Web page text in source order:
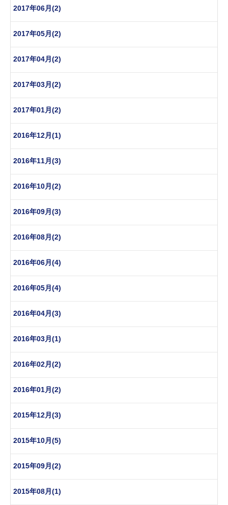
2017年06月(2)
2017年05月(2)
2017年04月(2)
2017年03月(2)
2017年01月(2)
2016年12月(1)
2016年11月(3)
2016年10月(2)
2016年09月(3)
2016年08月(2)
2016年06月(4)
2016年05月(4)
2016年04月(3)
2016年03月(1)
2016年02月(2)
2016年01月(2)
2015年12月(3)
2015年10月(5)
2015年09月(2)
2015年08月(1)